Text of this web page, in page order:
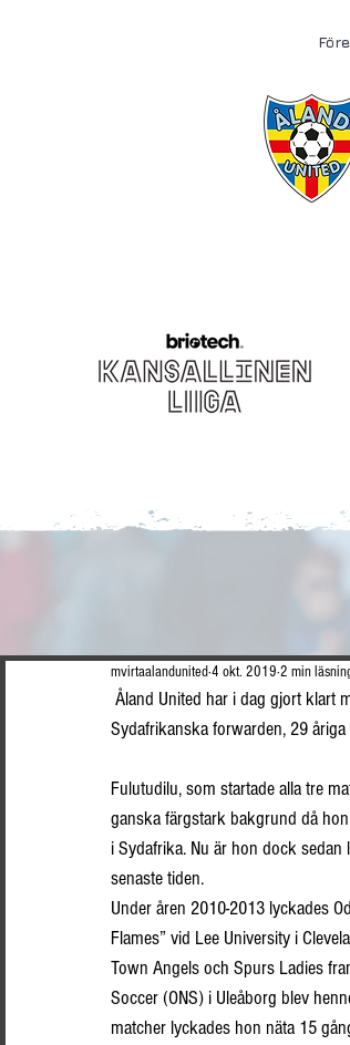
mvirtaalandunited 4 okt. 2019 2 min
Sydafrikanska forwarden, 29
Fulutudilu, som startade alla tre
ganska färgstark bakgrund då
i Sydafrika. Nu är hon dock
senaste tiden.
Under åren 2010-2013 lyckades
Flames” vid Lee University i
Town Angels och Spurs Ladies
Soccer (ONS) i Uleåborg blev
matcher lyckades hon näta 15